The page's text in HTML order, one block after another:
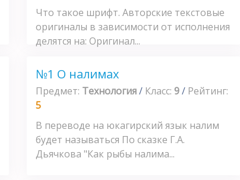
Что такое шрифт. Авторские текстовые
оригиналы в зависимости от исполнения
делятся на: Оригинал...
№1 О налимах
Предмет: Технология/ Класс: 9/ Рейтинг:
5
В переводе на юкагирский язык налим
будет называться По сказке Г.А.
Дьячкова "Как рыбы налима...